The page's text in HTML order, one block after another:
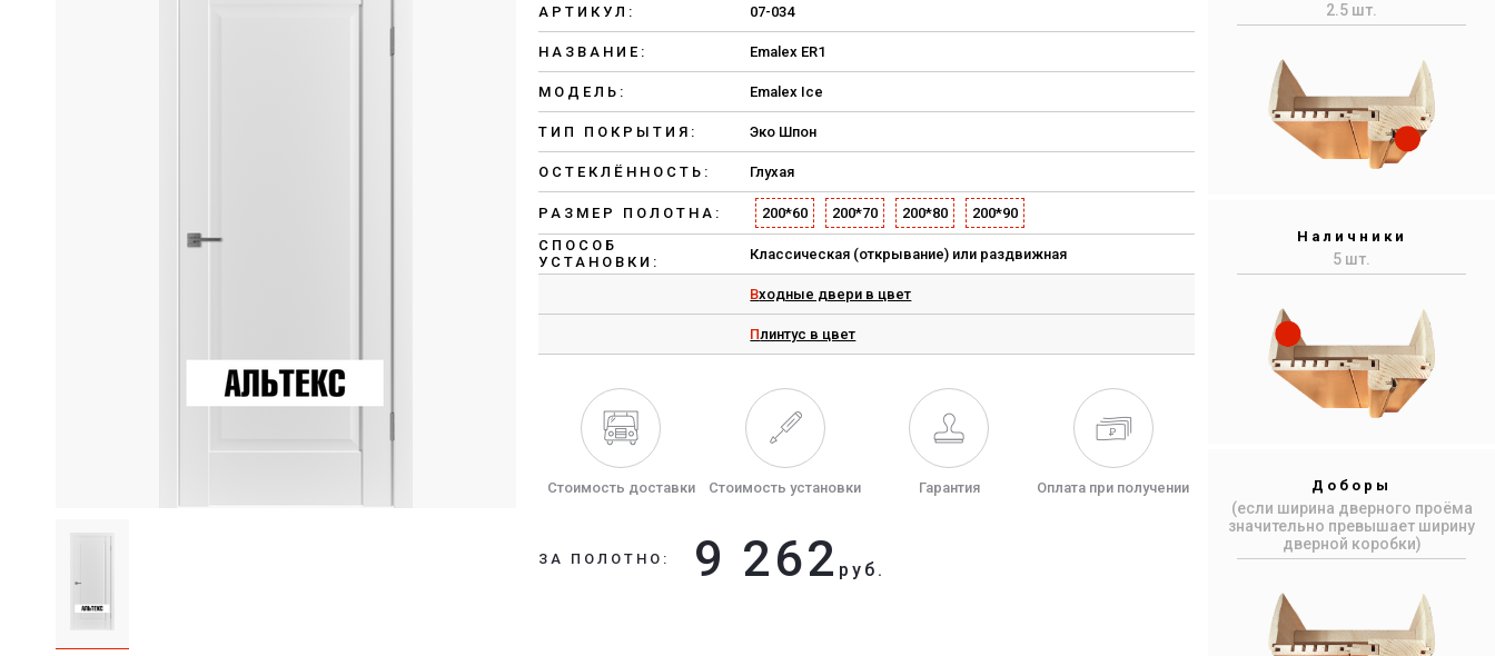
АРТИКУЛ: 07-034
НАЗВАНИЕ: Emalex ER1
МОДЕЛЬ: Emalex Ice
ТИП ПОКРЫТИЯ: Эко Шпон
ОСТЕКЛЁННОСТЬ: Глухая
РАЗМЕР ПОЛОТНА: 200*60 200*70 200*80
200*90
СПОСОБ
УСТАНОВКИ:
Классическая (открывание) или раздвижная
Входные двери в цвет
Плинтус в цвет
Стоимость доставки Стоимость установки Гарантия Оплата при получении
ЗА ПОЛОТНО: 9 262 руб.
2.5 шт.
Наличники
5 шт.
Доборы
(если ширина дверного проёма
значительно превышает ширину
дверной коробки)